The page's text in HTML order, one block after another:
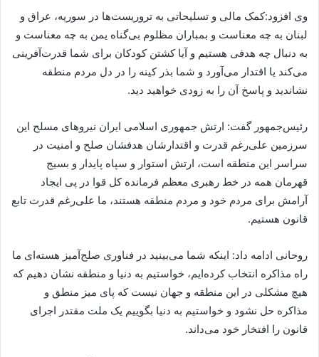
وی افزود:‌کمک مالی و تسلیحاتی به تروریست‌ها در سوریه، عراق و
لبنان به چه معناست و بمباران مظلوم بی‌گناه یمن به چه معناست و
به دنبال چه هدفی هستیم و آیا کشتن کودکان برای شما قدرت‌آفرینی
می‌کند یا اقتدار می‌آورد و شما بذر کینه را در دل مردم منطقه
نشاندید و پاسخ آن را به زودی خواهید دید.
رئیس‌جمهور گفت: ارتش جمهوری اسلامی ایران نیروهای مسلح این
سرزمین علی‌رغم قدرت و اقتدارشان هدفشان صلح و امنیت در
سراسر این منطقه است، ارتش استوار و سپاه پایدار و بسیج
قهرمان همه در خط رهبری معظم فرمانده کل قوا در پی ایجاد
آرامش برای مردم خود و مردم منطقه هستند، ما علی‌رغم قدرت تابع
قانون هستیم.
روحانی ادامه داد: اینکه شما می‌بینید در فناوری صلح‌آمیز هسته‌ای ما
راه مذاکره انتخاب کرده‌ایم، خواستیم به دنیا و منطقه نشان دهیم که
هیچ مشکلی در این منطقه و جهان نیست که پای میز منطق و
مذاکره حل نشود و خواستیم به دنیا بگوییم یک ملت مقتدر اجرای
قانون را افتخار خود می‌داند.